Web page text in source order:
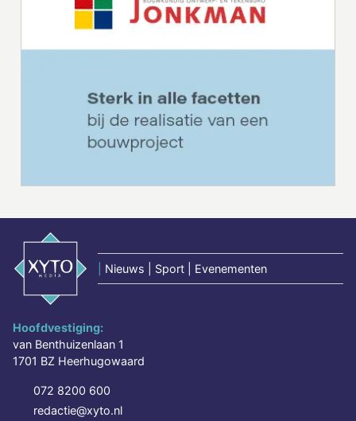
Nieuws | Sport | Evenementen
Hoofdvestiging:
van Benthuizenlaan 1
1701 BZ Heerhugowaard
072 8200 600
redactie@xyto.nl